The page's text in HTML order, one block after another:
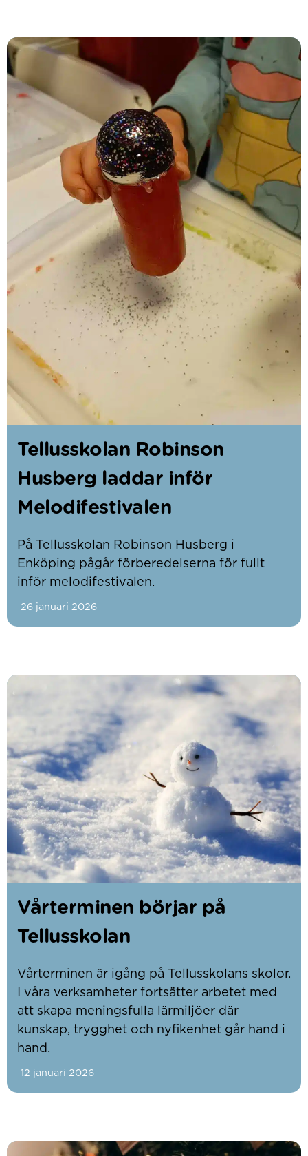
Tellusskolan Robinson
Husberg laddar inför
Melodifestivalen
På Tellusskolan Robinson Husberg i
Enköping pågår förberedelserna för fullt
inför melodifestivalen.
26 januari 2026
Vårterminen börjar på
Tellusskolan
Vårterminen är igång på Tellusskolans skolor.
I våra verksamheter fortsätter arbetet med
att skapa meningsfulla lärmiljöer där
kunskap, trygghet och nyfikenhet går hand i
hand.
12 januari 2026